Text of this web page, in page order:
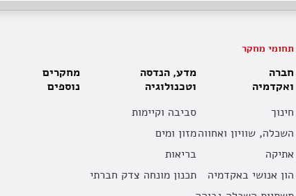
תחומי מחקר
חברה
ואקדמיה
חינוך
השכלה, שוויון ואחווה
אתיקה
הון אנושי באקדמיה
מדע, הנדסה
וטכנולוגיה
סביבה וקיימות
מזון ומים
בריאות
תכנון מונחה צדק חברתי
מחקרים
נוספים